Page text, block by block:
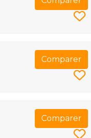
Comparer
Comparer